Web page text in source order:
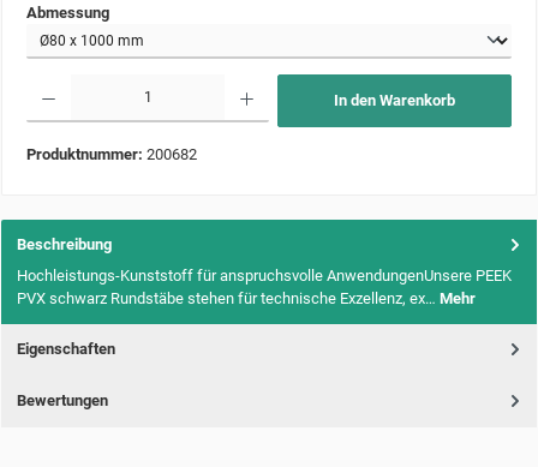
Abmessungauswählen
In den Warenkorb
Produktnummer: 200682
Beschreibung
Hochleistungs-Kunststoff für anspruchsvolle AnwendungenUnsere PEEK
PVX schwarz Rundstäbe stehen für technische Exzellenz, ex… Mehr
Eigenschaften
Bewertungen